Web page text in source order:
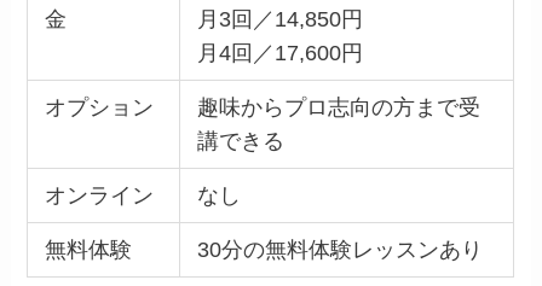
金
月3回／14,850円
月4回／17,600円
オプション
趣味からプロ志向の方まで受
講できる
オンライン なし
無料体験 30分の無料体験レッスンあり